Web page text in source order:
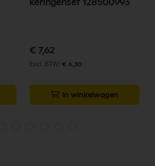
keringenset 128500993
€ 7,62
€ 6,30
In winkelwagen